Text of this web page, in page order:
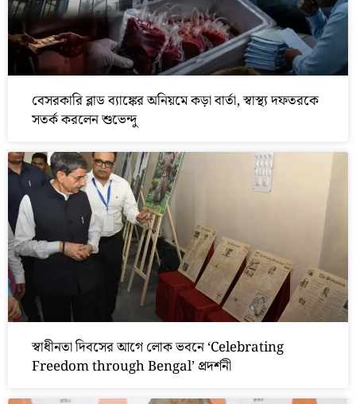
বেসরকারি ব্লাড ব্যাঙ্কের অনিয়মে কড়া বার্তা, স্বাস্থ্য দফতরকে
সতর্ক করলেন শুভেন্দু
স্বাধীনতা দিবসের আগে লোক ভবনে ‘Celebrating
Freedom through Bengal’ প্রদর্শনী